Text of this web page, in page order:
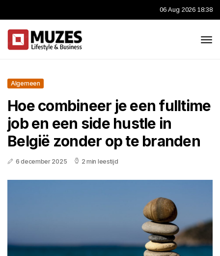
06 Aug 2026 18:38
Algemeen
Hoe combineer je een fulltime
job en een side hustle in
België zonder op te branden
6 december 2025 2 min leestijd